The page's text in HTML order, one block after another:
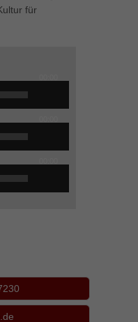
für
Plattformen werden
anzeigen